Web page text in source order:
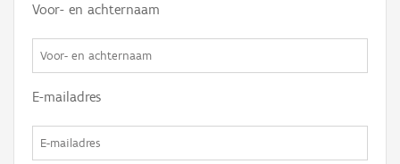
Voor- en achternaam
E-mailadres